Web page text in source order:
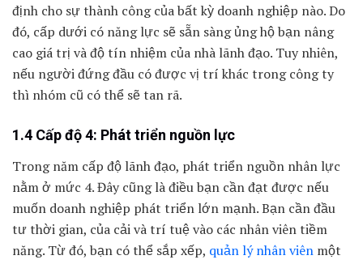
định cho sự thành công của bất kỳ doanh nghiệp nào. Do
đó, cấp dưới có năng lực sẽ sẵn sàng ủng hộ bạn nâng
cao giá trị và độ tín nhiệm của nhà lãnh đạo. Tuy nhiên,
nếu người đứng đầu có được vị trí khác trong công ty
thì nhóm cũ có thể sẽ tan rã.
1.4 Cấp độ 4: Phát triển nguồn lực
Trong năm cấp độ lãnh đạo, phát triển nguồn nhân lực
nằm ở mức 4. Đây cũng là điều bạn cần đạt được nếu
muốn doanh nghiệp phát triển lớn mạnh. Bạn cần đầu
tư thời gian, của cải và trí tuệ vào các nhân viên tiềm
năng. Từ đó, bạn có thể sắp xếp, quản lý nhân viên một